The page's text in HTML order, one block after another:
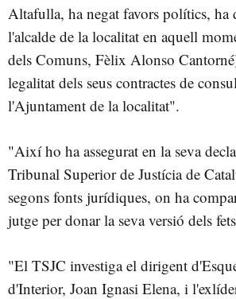
Altafulla, ha negat favors polítics,
l'alcalde de la localitat en aquell
dels Comuns, Fèlix Alonso
legalitat dels seus contractes de
l'Ajuntament de la localitat".
"Així ho ha assegurat en la seva
Tribunal Superior de Justícia de
segons fonts jurídiques, on ha
jutge per donar la seva versió dels
"El TSJC investiga el dirigent
d'Interior, Joan Ignasi Elena, i